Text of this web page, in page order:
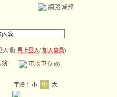
網路城邦
入喔( 馬上登入/ 加入會員)
簿 市政中心 (0)
字體： 小 中 大